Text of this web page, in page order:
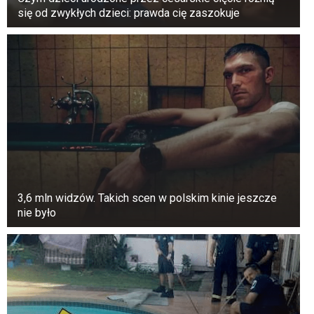
się od zwykłych dzieci: prawda cię zaszokuje
3,6 mln widzów. Takich scen w polskim kinie jeszcze
nie było